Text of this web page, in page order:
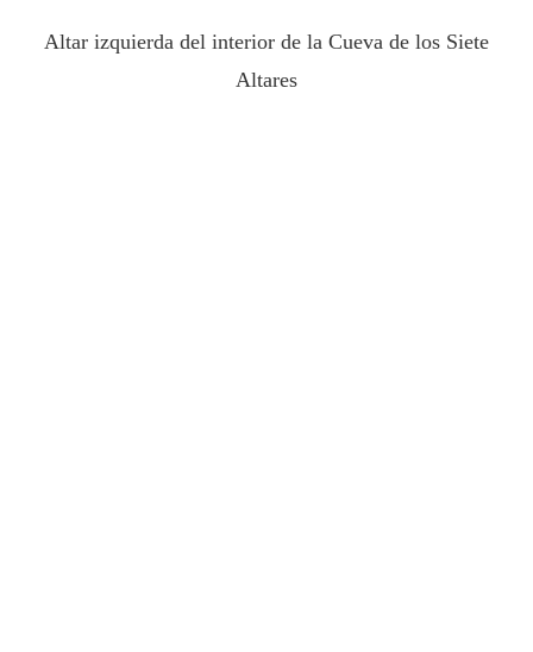
Altar izquierda del interior de la Cueva de los Siete
Altares